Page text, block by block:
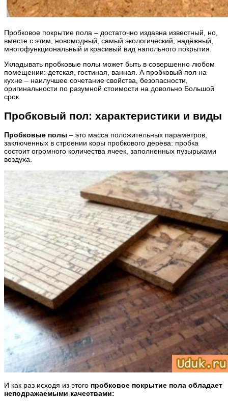
Пробковое покрытие пола – достаточно издавна известный, но,
вместе с этим, новомодный, самый экологический, надёжный,
многофункциональный и красивый вид напольного покрытия.
Укладывать пробковые полы может быть в совершенно любом
помещении: детская, гостиная, ванная. А пробковый пол на
кухне – наилучшее сочетание свойства, безопасности,
оригинальности по разумной стоимости на довольно Большой
срок.
Пробковый пол: характеристики и виды
Пробковые полы – это масса положительных параметров,
заключенных в строении коры пробкового дерева: пробка
состоит огромного количества ячеек, заполненных пузырьками
воздуха.
И как раз исходя из этого пробковое покрытие пола обладает
неподражаемыми качествами: